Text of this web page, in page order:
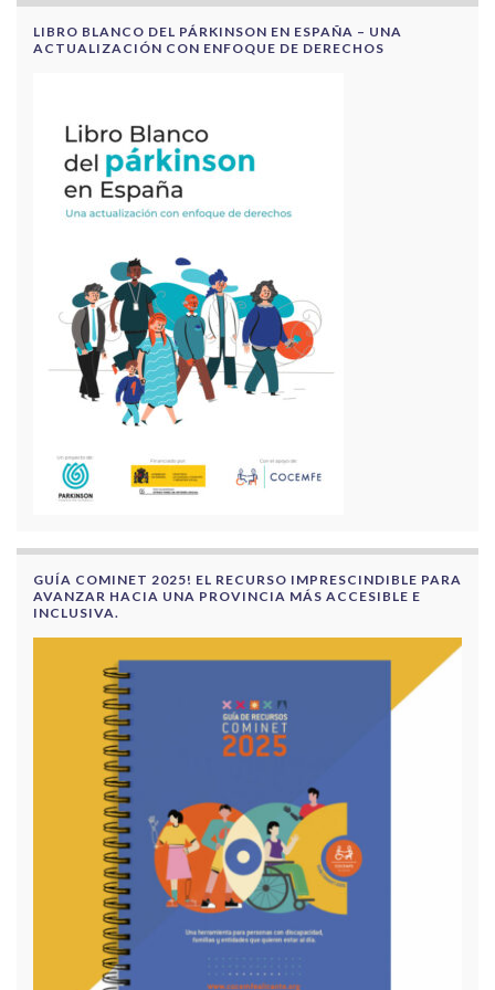
LIBRO BLANCO DEL PÁRKINSON EN ESPAÑA – UNA
ACTUALIZACIÓN CON ENFOQUE DE DERECHOS
GUÍA COMINET 2025! EL RECURSO IMPRESCINDIBLE PARA
AVANZAR HACIA UNA PROVINCIA MÁS ACCESIBLE E
INCLUSIVA.